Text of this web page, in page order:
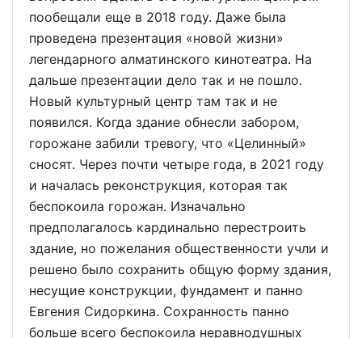
пообещали еще в 2018 году. Даже была
проведена презентация «новой жизни»
легендарного алматинского кинотеатра. На
дальше презентации дело так и не пошло.
Новый культурный центр там так и не
появился. Когда здание обнесли забором,
горожане забили тревогу, что «Целинный»
сносят. Через почти четыре года, в 2021 году
и началась реконструкция, которая так
беспокоила горожан. Изначально
предполагалось кардинально перестроить
здание, но пожелания общественности учли и
решено было сохранить общую форму здания,
несущие конструкции, фундамент и панно
Евгения Сидоркина. Сохранность панно
больше всего беспокоила неравнодушных